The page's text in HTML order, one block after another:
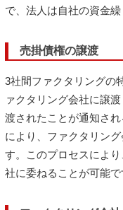
で、法人は自社の資金
売掛債権の譲渡
3社間ファクタリングの
ァクタリング会社に譲
渡されたことが通知さ
により、ファクタリン
す。このプロセスによ
社に委ねることが可能で